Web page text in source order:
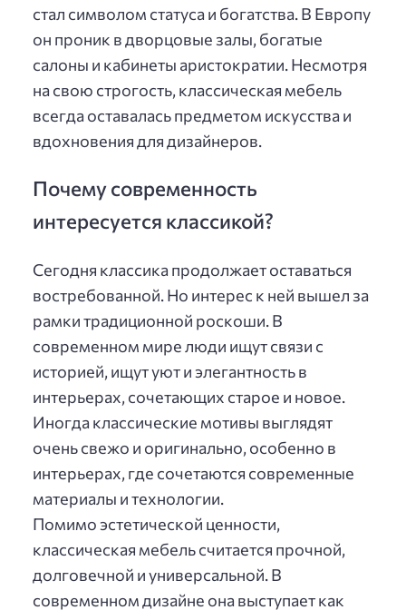
стал символом статуса и богатства. В Европу
он проник в дворцовые залы, богатые
салоны и кабинеты аристократии. Несмотря
на свою строгость, классическая мебель
всегда оставалась предметом искусства и
вдохновения для дизайнеров.
Почему современность
интересуется классикой?
Сегодня классика продолжает оставаться
востребованной. Но интерес к ней вышел за
рамки традиционной роскоши. В
современном мире люди ищут связи с
историей, ищут уют и элегантность в
интерьерах, сочетающих старое и новое.
Иногда классические мотивы выглядят
очень свежо и оригинально, особенно в
интерьерах, где сочетаются современные
материалы и технологии.
Помимо эстетической ценности,
классическая мебель считается прочной,
долговечной и универсальной. В
современном дизайне она выступает как